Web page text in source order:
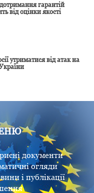
гарантій
від оцінки якості
утриматися від атак на
документи
огляди
і публікації